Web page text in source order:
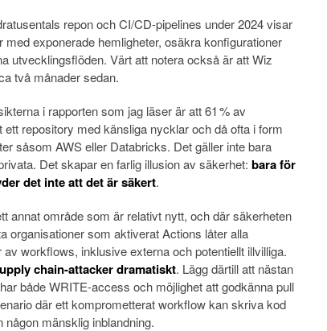
repon och CI/CD-pipelines under 2024 visar
med exponerade hemligheter, osäkra konfigurationer
utvecklingsflöden. Värt att notera också är att Wiz
två månader sedan.
i rapporten som jag läser är att 61 % av
ett repository med känsliga nycklar och då ofta i form
såsom AWS eller Databricks. Det gäller inte bara
Det skapar en farlig illusion av säkerhet: bara för
det inte att det är säkert.
annat område som är relativt nytt, och där säkerheten
organisationer som aktiverat Actions låter alla
workflows, inklusive externa och potentiellt illvilliga.
chain-attacker dramatiskt. Lägg därtill att nästan
både WRITE-access och möjlighet att godkänna pull
där ett komprometterat workflow kan skriva kod
någon mänsklig inblandning.